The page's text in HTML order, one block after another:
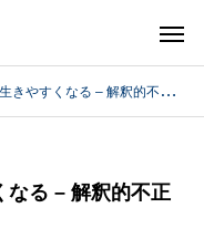
すくなる – 解釈的不正義とは
なる – 解釈的不正